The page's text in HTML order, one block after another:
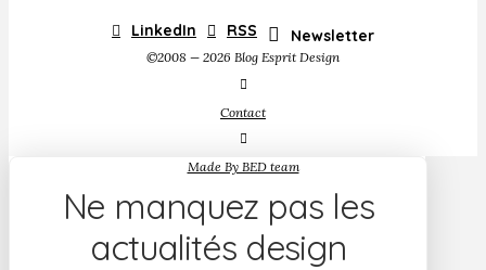
LinkedIn RSS Newsletter
©2008 — 2026 Blog Esprit Design
Contact
Made By BED team
Ne manquez pas les
actualités design